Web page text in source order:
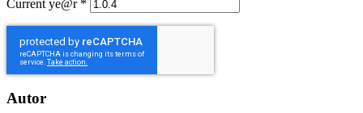
Current ye@r *
Autor